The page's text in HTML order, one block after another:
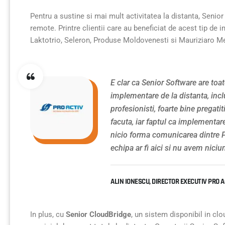
Pentru a sustine si mai mult activitatea la distanta,
remote. Printre clientii care au beneficiat de acest tip de
Laktotrio, Seleron, Produse Moldovenesti si Mauriziaro
E clar ca Senior Software are
implementare de la distanta,
profesionisti, foarte bine
facuta, iar faptul ca
nicio forma comunicarea dintre
echipa ar fi aici si nu avem
ALIN IONESCU, DIRECTOR EXECUTIV PRO
In plus, cu Senior CloudBridge, un sistem disponibil in